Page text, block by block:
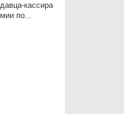
кассира
по...